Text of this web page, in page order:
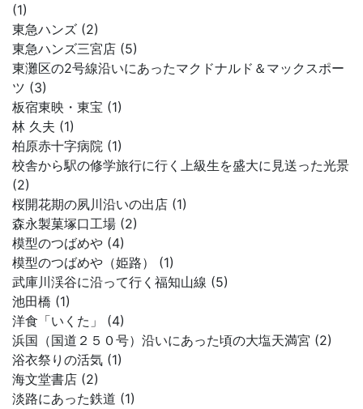
(1)
東急ハンズ (2)
東急ハンズ三宮店 (5)
東灘区の2号線沿いにあったマクドナルド＆マックスポー
ツ (3)
板宿東映・東宝 (1)
林 久夫 (1)
柏原赤十字病院 (1)
校舎から駅の修学旅行に行く上級生を盛大に見送った光景
(2)
桜開花期の夙川沿いの出店 (1)
森永製菓塚口工場 (2)
模型のつばめや (4)
模型のつばめや（姫路） (1)
武庫川渓谷に沿って行く福知山線 (5)
池田橋 (1)
洋食「いくた」 (4)
浜国（国道２５０号）沿いにあった頃の大塩天満宮 (2)
浴衣祭りの活気 (1)
海文堂書店 (2)
淡路にあった鉄道 (1)